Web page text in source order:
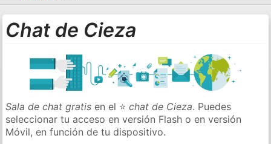
Chat de Cieza
Sala de chat gratis en el ⭐chat de Cieza. Puedes
seleccionar tu acceso en versión Flash o en versión
Móvil, en función de tu dispositivo.